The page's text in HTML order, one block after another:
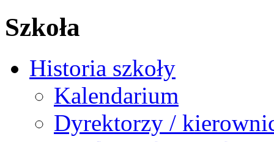
Szkoła
Historia szkoły
Kalendarium
Dyrektorzy /